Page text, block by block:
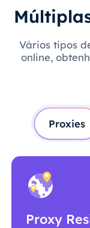
Vários tipos
online,
Proxies
Proxy